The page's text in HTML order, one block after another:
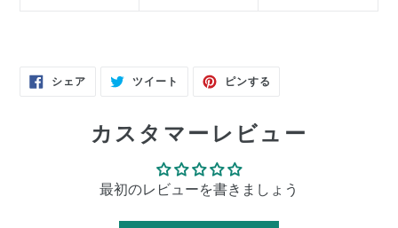
シェアFACEBOOK
す
る
ツイート
TWITTER
る
ピンする
る
カスタマーレビュー
最初のレビューを書きましょう